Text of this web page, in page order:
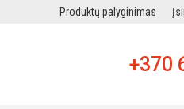
Produktų palyginimas
+370